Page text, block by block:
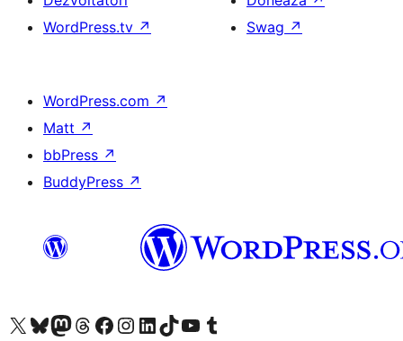
WordPress.tv ↗
Swag ↗
WordPress.com ↗
Matt ↗
bbPress ↗
BuddyPress ↗
Mergi la contul nostru X (fost Twitter)
Vizitează contul nostru Bluesky
Vizitează contul nostru Mastodon
Vizitează contul nostru Threads
Vizitează pagina noastră Facebook
Vizitează-ne pe Instagram
Vizitează-ne pe LinkedIn
Vizitează contul nostru TikTok
Vizitează canalul nostru YouTube
Vizitează contul nostru Tumblr